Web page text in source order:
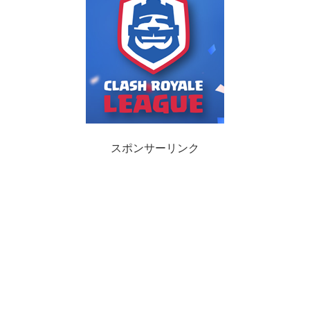
スポンサーリンク